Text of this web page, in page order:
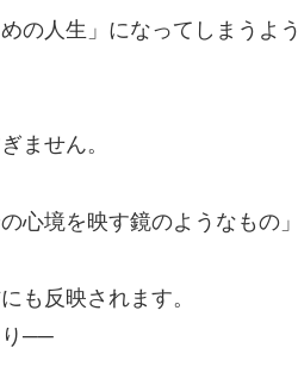
の人生」になってしまうよう
ません。
心境を映す鏡のようなもの」
も反映されます。
り──